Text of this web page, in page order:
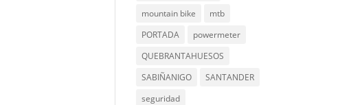
mountain bike
mtb
PORTADA
powermeter
QUEBRANTAHUESOS
SABIÑANIGO
SANTANDER
seguridad